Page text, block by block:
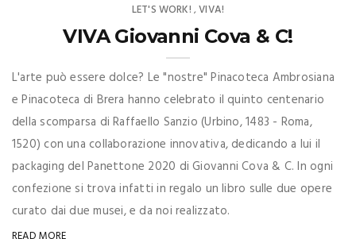
LET'S WORK! ,VIVA!
VIVA Giovanni Cova & C!
L'arte può essere dolce? Le "nostre" Pinacoteca Ambrosiana
e Pinacoteca di Brera hanno celebrato il quinto centenario
della scomparsa di Raffaello Sanzio (Urbino, 1483 - Roma,
1520) con una collaborazione innovativa, dedicando a lui il
packaging del Panettone 2020 di Giovanni Cova & C. In ogni
confezione si trova infatti in regalo un libro sulle due opere
curato dai due musei, e da noi realizzato.